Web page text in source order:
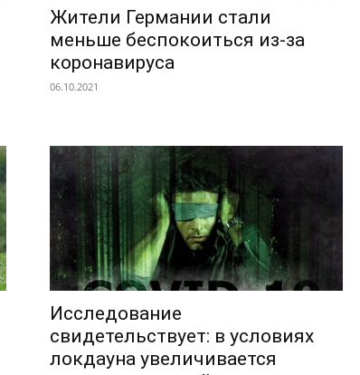
Жители Германии стали
меньше беспокоиться из-за
коронавируса
06.10.2021
Исследование
свидетельствует: в условиях
локдауна увеличивается